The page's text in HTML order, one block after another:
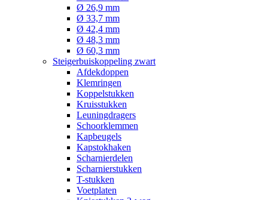
Ø 26,9 mm
Ø 33,7 mm
Ø 42,4 mm
Ø 48,3 mm
Ø 60,3 mm
Steigerbuiskoppeling zwart
Afdekdoppen
Klemringen
Koppelstukken
Kruisstukken
Leuningdragers
Schoorklemmen
Kapbeugels
Kapstokhaken
Scharnierdelen
Scharnierstukken
T-stukken
Voetplaten